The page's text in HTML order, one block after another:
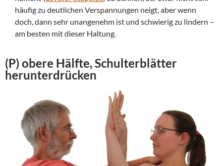
häufig zu deutlichen Verspannungen neigt, aber wenn
doch, dann sehr unangenehm ist und schwierig zu lindern –
am besten mit dieser Haltung.
(P) obere Hälfte,Schulterblätter
herunterdrücken